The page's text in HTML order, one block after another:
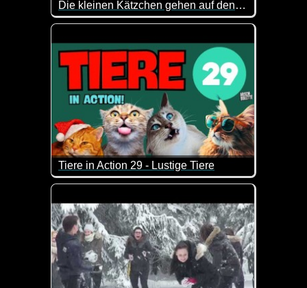
Die kleinen Kätzchen gehen auf den Weihnachtsmarkt
Heute nimmt die große Schwester Ginger
Tiere in Action 29 - Lustige Tiere
Eine etwas längere Folge dieser lustigen Videos,